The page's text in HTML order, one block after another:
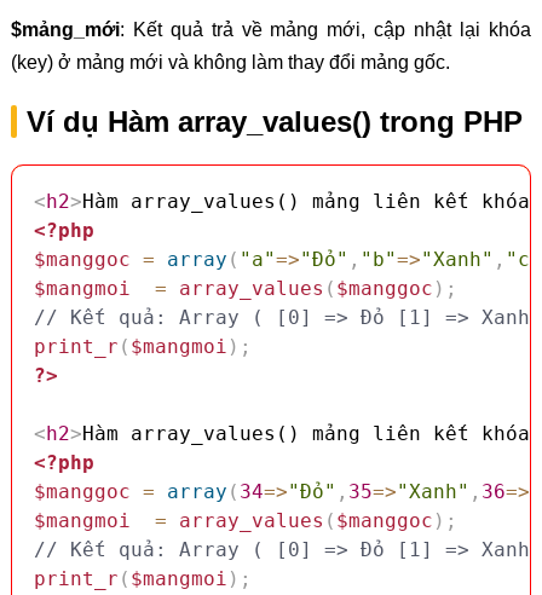
$mảng_mới: Kết quả trả về mảng mới, cập nhật lại khóa
(key) ở mảng mới và không làm thay đổi mảng gốc.
Ví dụ Hàm array_values() trong PHP
<h2>Hàm array_values() mảng liên kết
<?php
$manggoc = array ( "a"=>"Đỏ" , "b"=>"Xanh" , "c"
$mangmoi
= array_values ( $manggoc ) ;
// Kết quả: Array ( [0] => Đỏ [1] => Xanh
print_r ( $mangmoi ) ;
?>
<h2>Hàm array_values() mảng liên kết
<?php
$manggoc = array ( 34=>"Đỏ" , 35=>"Xanh" , 36=>
$mangmoi
= array_values ( $manggoc ) ;
// Kết quả: Array ( [0] => Đỏ [1] => Xanh
print_r ( $mangmoi ) ;